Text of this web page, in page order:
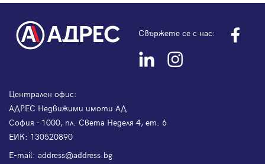
Свържете се с нас:
Централен офис:
АДРЕС Недвижими имоти АД
София - 1000, пл. Света Неделя 4, ет. 6
ЕИК: 130520890
Е-mail: address@address.bg